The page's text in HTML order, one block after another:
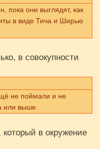
пока они выглядят, как
в виде Тича и Ширью
в совокупности
не поймали и не
или выше.
который в окружение